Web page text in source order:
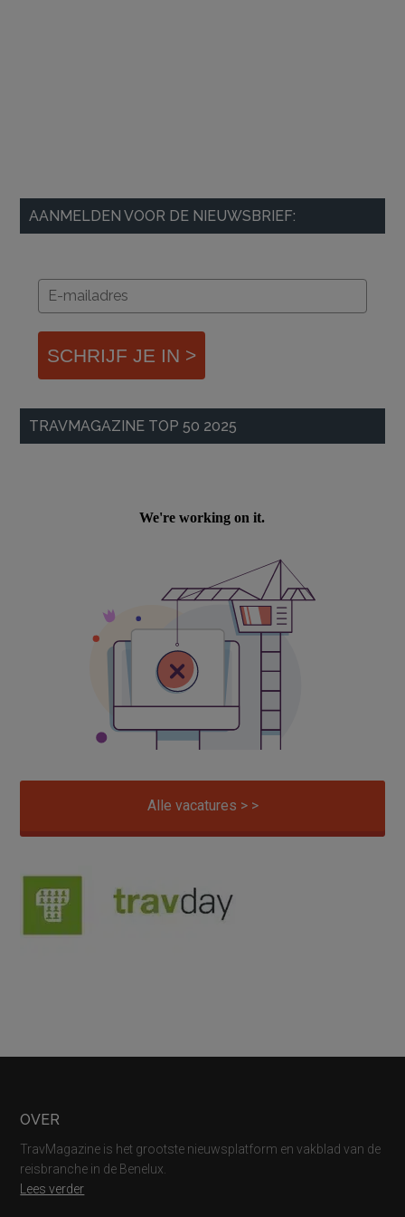
AANMELDEN VOOR DE NIEUWSBRIEF:
SCHRIJF JE IN >
TRAVMAGAZINE TOP 50 2025
Alle vacatures > >
Footer
OVER
TravMagazine is het grootste nieuwsplatform en vakblad van de
reisbranche in de Benelux.
Lees verder